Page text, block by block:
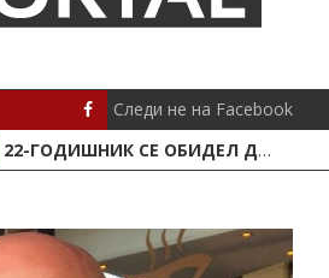
22-ГОДИШНИК СЕ ОБИДЕЛ ДА НАПАДНЕ ВРАБОТЕНО ЛИЦЕ ВО „СОЦИЈАЛНОТО“ ВО КРИВА ПАЛАНКА
Следи не на Facebook